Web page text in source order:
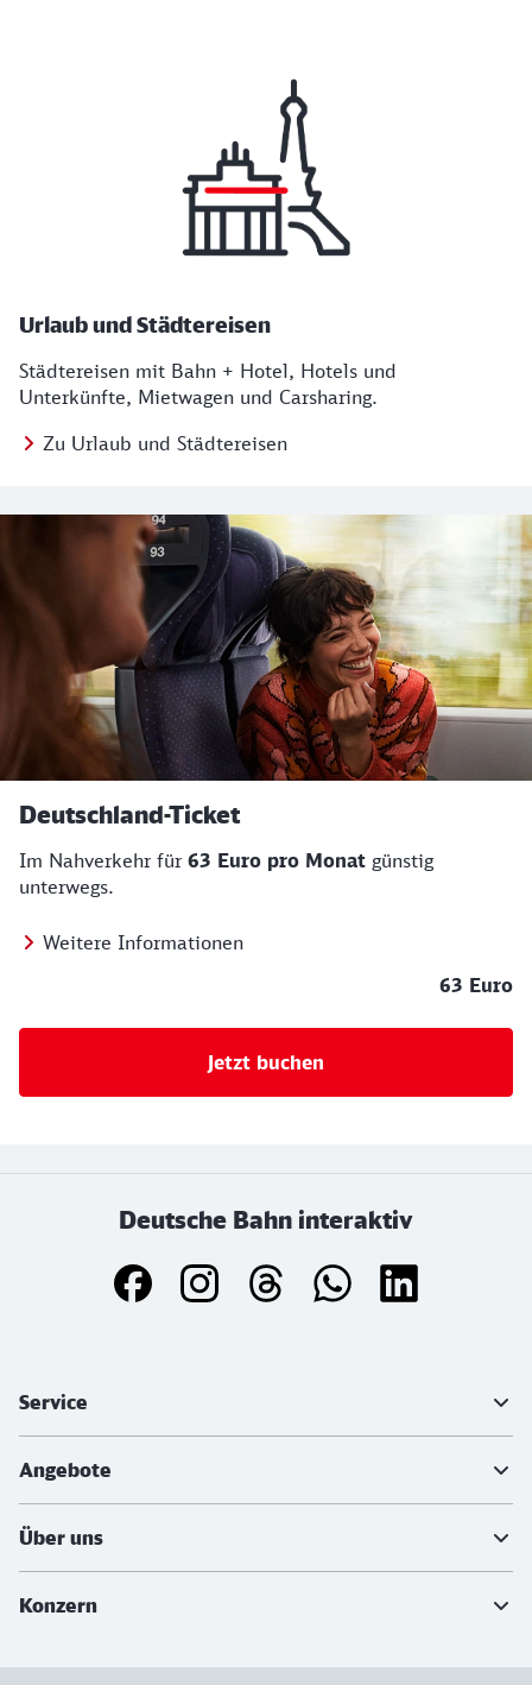
Urlaub und Städtereisen
Städtereisen mit Bahn + Hotel, Hotels und
Unterkünfte, Mietwagen und Carsharing.
Zu Urlaub und Städtereisen
Regionales Angebot
Deutschland-Ticket
Im Nahverkehr für 63 Euro pro Monat günstig
unterwegs.
Weitere Informationen
63 Euro
Jetzt buchen
Deutsche Bahn interaktiv
Service
Angebote
Über uns
Konzern